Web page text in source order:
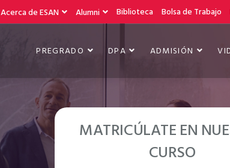
Acerca de ESAN Alumni Biblioteca Bolsa de Trabajo
PREGRADO DPA ADMISIÓN
MATRICÚLATE EN
CURSO